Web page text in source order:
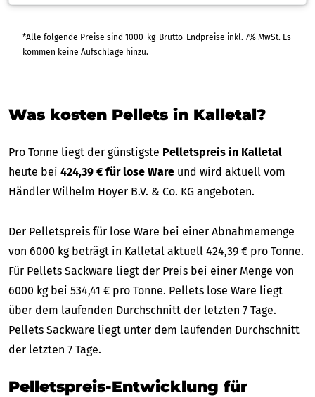
*Alle folgende Preise sind 1000-kg-Brutto-Endpreise inkl. 7% MwSt. Es
kommen keine Aufschläge hinzu.
Was kosten Pellets in Kalletal?
Pro Tonne liegt der günstigste Pelletspreis in Kalletal
heute bei 424,39 € für lose Ware und wird aktuell vom
Händler Wilhelm Hoyer B.V. & Co. KG angeboten.
Der Pelletspreis für lose Ware bei einer Abnahmemenge
von 6000 kg beträgt in Kalletal aktuell 424,39 € pro Tonne.
Für Pellets Sackware liegt der Preis bei einer Menge von
6000 kg bei 534,41 € pro Tonne. Pellets lose Ware liegt
über dem laufenden Durchschnitt der letzten 7 Tage.
Pellets Sackware liegt unter dem laufenden Durchschnitt
der letzten 7 Tage.
Pelletspreis-Entwicklung für